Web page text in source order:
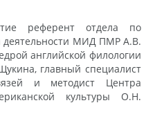
референт отдела по
деятельности МИД ПМР А.В.
английской филологии
главный специалист
и методист Центра
культуры О.Н.